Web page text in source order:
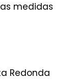
medidas
Redonda